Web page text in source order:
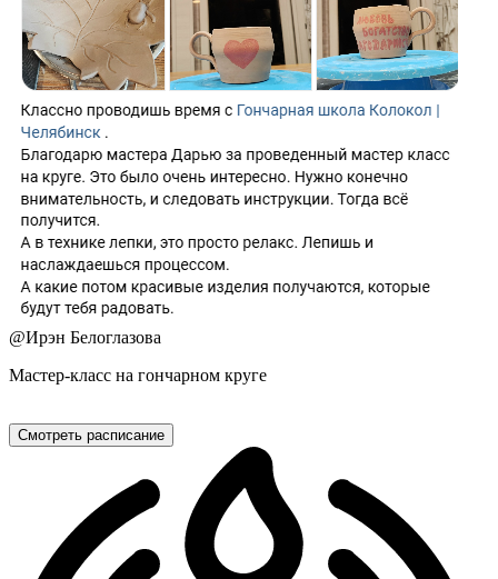
@Ирэн Белоглазова
Мастер-класс на гончарном круге
Смотреть расписание